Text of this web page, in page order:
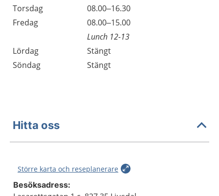
Torsdag
08.00–16.30
Fredag
08.00–15.00
Lunch 12-13
Lördag
Stängt
Söndag
Stängt
Hitta oss
Större karta och reseplanerare
Besöksadress: